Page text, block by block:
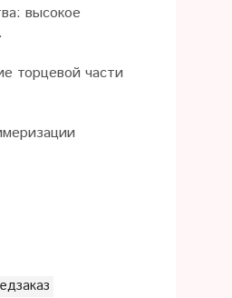
высокое
торцевой части